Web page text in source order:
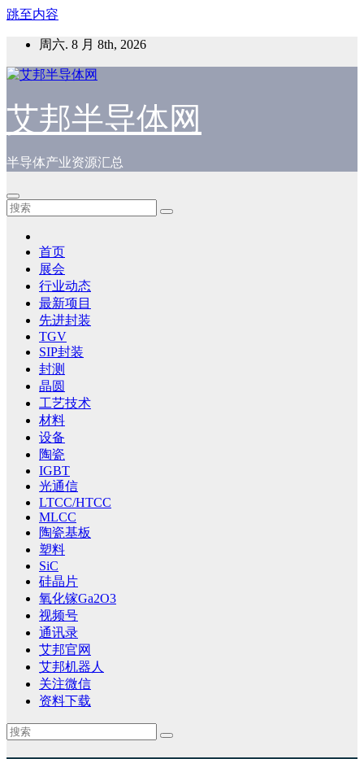
跳至内容
周六. 8 月 8th, 2026
艾邦半导体网
半导体产业资源汇总
首页
展会
行业动态
最新项目
先进封装
TGV
SIP封装
封测
晶圆
工艺技术
材料
设备
陶瓷
IGBT
光通信
LTCC/HTCC
MLCC
陶瓷基板
塑料
SiC
硅晶片
氧化镓Ga2O3
视频号
通讯录
艾邦官网
艾邦机器人
关注微信
资料下载